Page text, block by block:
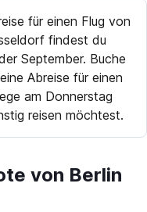
für einen Flug von
findest du
September. Buche
Abreise für einen
am Donnerstag
reisen möchtest.
von Berlin